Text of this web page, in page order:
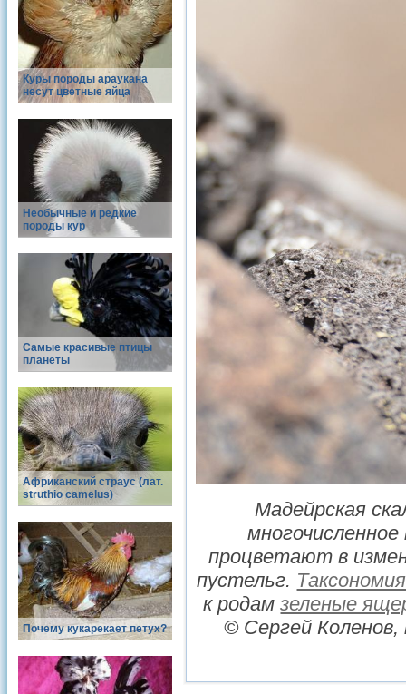
Куры породы араукана
несут цветные яйца
Необычные и редкие
породы кур
Самые красивые птицы
планеты
Африканский страус (лат.
struthio camelus)
Почему кукарекает петух?
Мадейрская
процветают в
пустельг. Таксономия
к родамзеленые
© Сергей